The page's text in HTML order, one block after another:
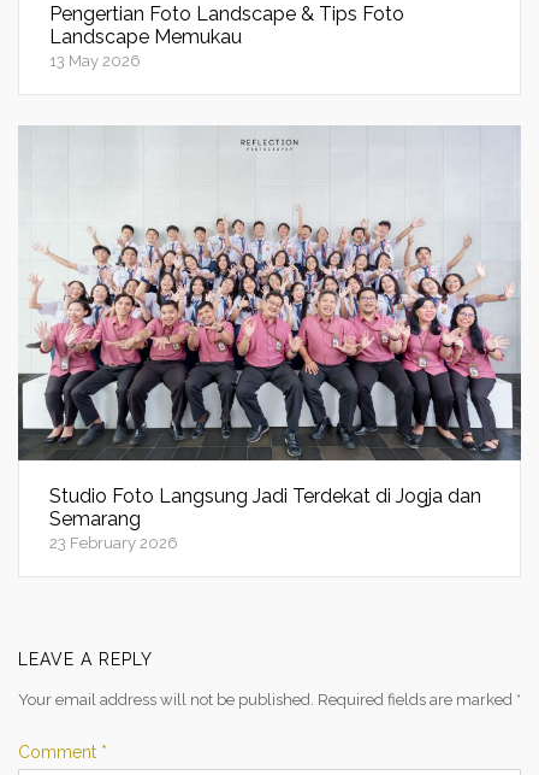
Pengertian Foto Landscape & Tips Foto
Landscape Memukau
13 May 2026
Studio Foto Langsung Jadi Terdekat di Jogja dan
Semarang
23 February 2026
LEAVE A REPLY
Your email address will not be published. Required fields are marked *
Comment *